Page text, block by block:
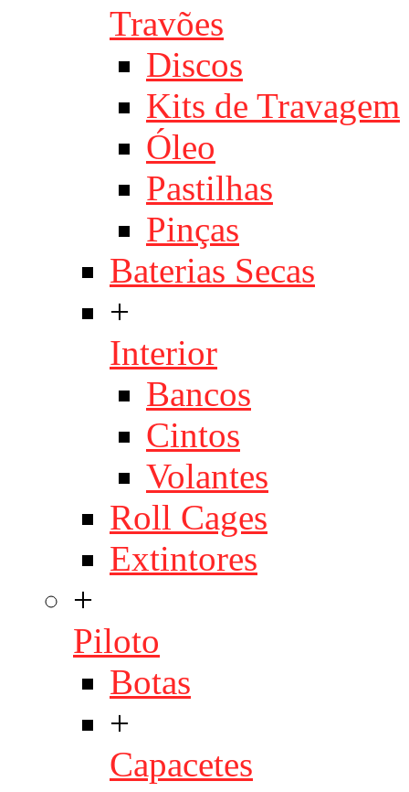
Travões
Discos
Kits de Travagem
Óleo
Pastilhas
Pinças
Baterias Secas
+
Interior
Bancos
Cintos
Volantes
Roll Cages
Extintores
+
Piloto
Botas
+
Capacetes